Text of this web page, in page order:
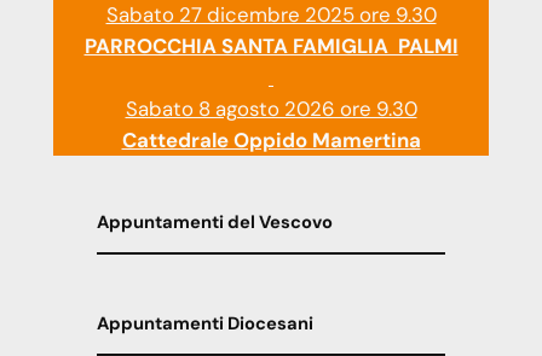
Sabato 27 dicembre 2025 ore 9.30
PARROCCHIA SANTA FAMIGLIA PALMI
Sabato 8 agosto 2026 ore 9.30
Cattedrale Oppido Mamertina
Appuntamenti del Vescovo
Appuntamenti Diocesani